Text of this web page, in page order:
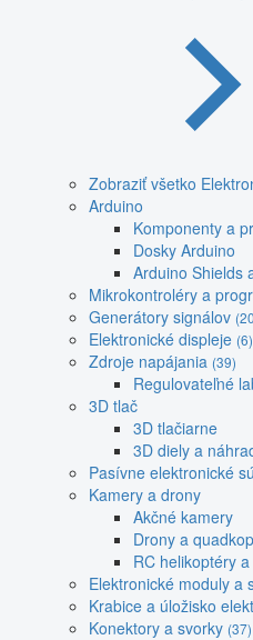
Zobraziť všetko
Arduino
Komponenty a
Dosky Arduino
Arduino Shields
Mikrokontroléry a
Generátory signálov
Elektronické displeje (6)
Zdroje napájania (39)
Regulovateľné
3D tlač
3D tlačiarne
3D diely a
Pasívne elektronické
Kamery a drony
Akčné kamery
Drony a
RC helikoptéry
Elektronické moduly a
Krabice a úložisko
Konektory a svorky (37)